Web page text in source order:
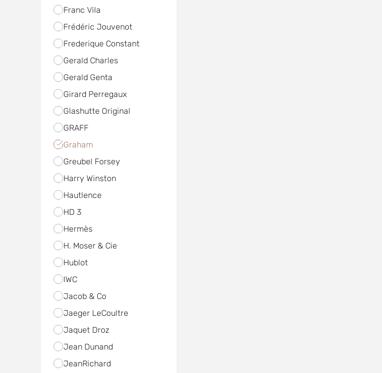
Franc Vila
Frédéric Jouvenot
Frederique Constant
Gerald Charles
Gerald Genta
Girard Perregaux
Glashutte Original
GRAFF
Graham
Greubel Forsey
Harry Winston
Hautlence
HD 3
Hermès
H. Moser & Cie
Hublot
IWC
Jacob & Co
Jaeger LeCoultre
Jaquet Droz
Jean Dunand
JeanRichard